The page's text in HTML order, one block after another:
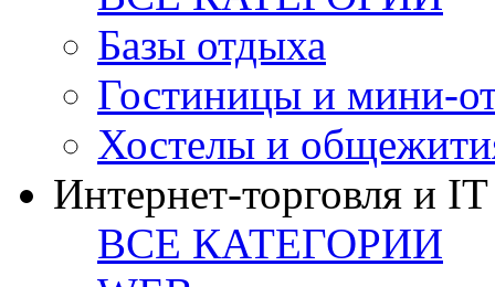
Базы отдыха
Гостиницы и мини-
Хостелы и
Интернет-торговля и IT
ВСЕ КАТЕГОРИИ